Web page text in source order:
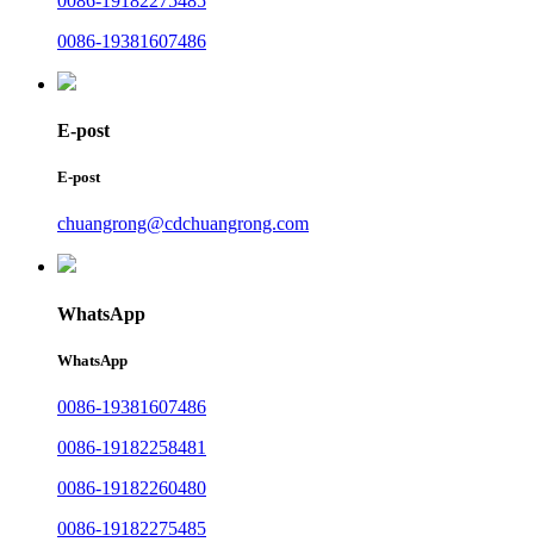
0086-19381607486
E-post
E-post
chuangrong@cdchuangrong.com
WhatsApp
WhatsApp
0086-19381607486
0086-19182258481
0086-19182260480
0086-19182275485